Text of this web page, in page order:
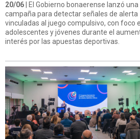
20/06 | El Gobierno bonaerense lanzó una
campaña para detectar señales de alerta
vinculadas al juego compulsivo, con foco
adolescentes y jóvenes durante el
interés por las apuestas deportivas.